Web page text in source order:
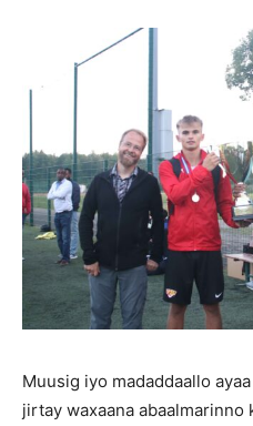
Muusig iyo madaddaallo
jirtay waxaana